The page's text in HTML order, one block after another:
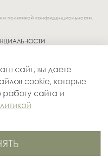
и политикой конфиденциальности.
сайт, вы даете
cookie, которые
сайта и